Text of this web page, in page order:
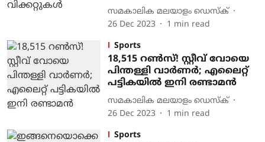
സമകാലിക മലയാളം ഡെസ്ക്
26 Dec 2023
1 min read
Sports
18,515 റണ്‍സ്! സ്റ്റീവ് വോയെ
പിന്തള്ളി വാര്‍ണര്‍; എലൈറ്റ്
പട്ടികയില്‍ ഇനി രണ്ടാമന്‍
സമകാലിക മലയാളം ഡെസ്ക്
26 Dec 2023
1 min read
Sports